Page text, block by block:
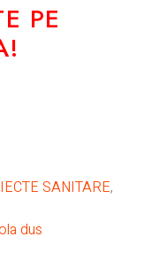
PE
SANITARE,
dus